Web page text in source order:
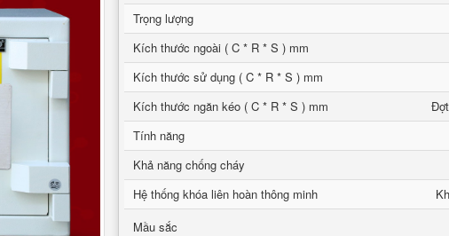
Trọng lượng
Kích thước ngoài ( C * R * S ) mm
Kích thước sử dụng ( C * R * S ) mm
Kích thước ngăn kéo ( C * R * S ) mm
Tính năng
Khả năng chống cháy
Hệ thống khóa liên hoàn thông minh
Mầu sắc